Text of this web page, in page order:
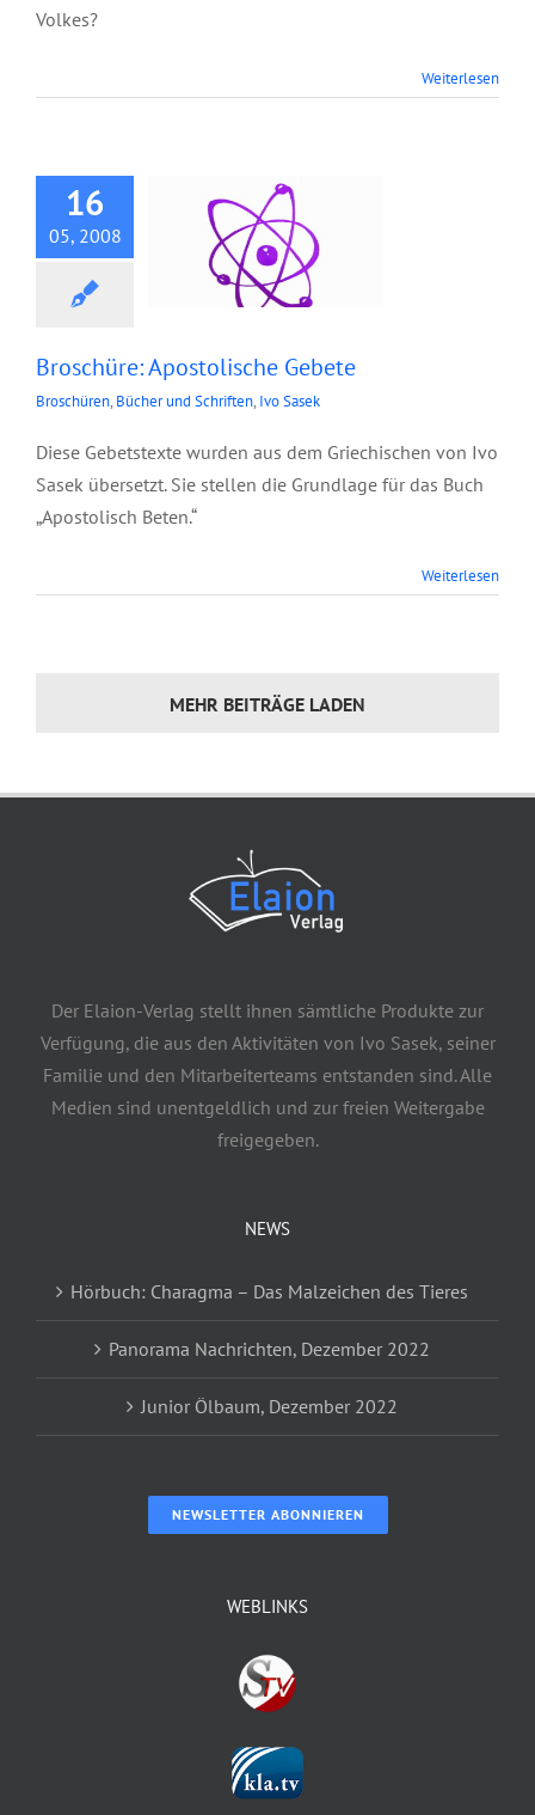
Volkes?
Weiterlesen
16
05, 2008
Broschüre: Apostolische Gebete
Broschüren, Bücher und Schriften, Ivo Sasek
Diese Gebetstexte wurden aus dem Griechischen von Ivo
Sasek übersetzt. Sie stellen die Grundlage für das Buch
„Apostolisch Beten.“
Weiterlesen
MEHR BEITRÄGE LADEN
Der Elaion-Verlag stellt ihnen sämtliche Produkte zur
Verfügung, die aus den Aktivitäten von Ivo Sasek, seiner
Familie und den Mitarbeiterteams entstanden sind. Alle
Medien sind unentgeldlich und zur freien Weitergabe
freigegeben.
NEWS
Hörbuch: Charagma – Das Malzeichen des Tieres
Panorama Nachrichten, Dezember 2022
Junior Ölbaum, Dezember 2022
NEWSLETTER ABONNIEREN
WEBLINKS